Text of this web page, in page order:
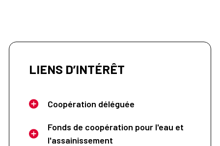
LIENS D’INTÉRÊT
Coopération déléguée
Fonds de coopération pour l'eau et
l'assainissement